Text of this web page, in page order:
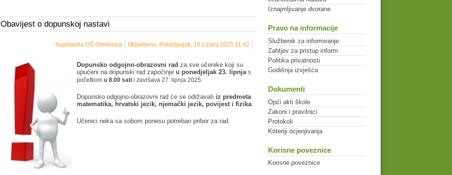
Obavijest o dopunskoj nastavi
Objavljeno: Ponedjeljak, 16 Lipanj 2025 11:42
Napisao/la OŠ Orehovica
Dopunsko odgojno-obrazovni rad za sve učenike koji su
upućeni na dopunski rad započinjeu ponedjeljak 23. lipnjas
početkom u 8.00 satii završava 27. lipnja 2025.
Dopunsko odgojno-obrazovni rad će se održavati iz predmeta
matematika, hrvatski jezik, njemački jezik, povijest i fizika.
Učenici neka sa sobom ponesu potreban pribor za rad.
Iznajmljivanje dvorane
Pravo na informacije
Službenik za informiranje
Zahtjev za pristup inform.
Politika privatnosti
Godišnja izvješća
Dokumenti
Opći akti škole
Zakoni i pravilnici
Protokoli
Kriteriji ocjenjivanja
Korisne poveznice
Korisne poveznice